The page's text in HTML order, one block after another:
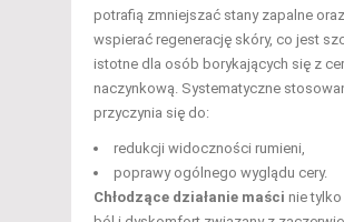
potrafią zmniejszać stany zapalne oraz
wspierać regenerację skóry, co jest
istotne dla osób borykających się z
naczynkową. Systematyczne
przyczynia się do:
redukcji widoczności rumieni,
poprawy ogólnego wyglądu cery.
Chłodzące działanie maści nie tylko